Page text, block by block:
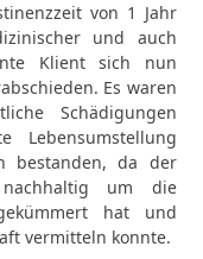
von 1 Jahr
und auch
Klient sich nun
Es waren
Schädigungen
Lebensumstellung
bestanden, da der
um die
hat und
vermitteln konnte.